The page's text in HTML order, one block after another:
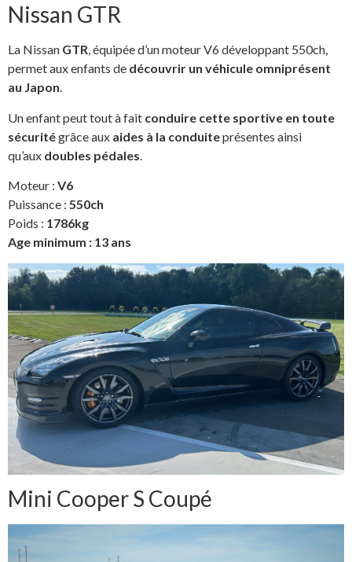
Nissan GTR
La Nissan GTR, équipée d’un moteur V6 développant 550ch,
permet aux enfants de découvrir un véhicule omniprésent
au Japon.
Un enfant peut tout à fait conduire cette sportive en toute
sécuritégrâce aux aides à la conduiteprésentes ainsi
qu’aux doubles pédales.
Moteur : V6
Puissance : 550ch
Poids : 1786kg
Age minimum : 13 ans
Mini Cooper S Coupé